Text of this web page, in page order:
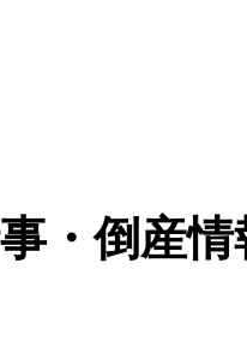
・倒産